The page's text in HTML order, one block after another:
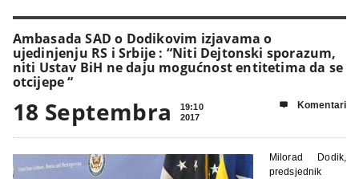
Ambasada SAD o Dodikovim izjavama o
ujedinjenju RS i Srbije : “Niti Dejtonski sporazum,
niti Ustav BiH ne daju mogućnost entitetima da se
otcijepe “
18 Septembra
19:10
2017
 Komentari
Milorad Dodik,
predsjednik